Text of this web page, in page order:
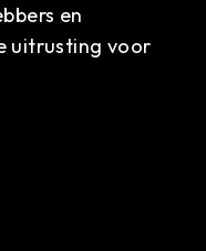
en
uitrusting voor